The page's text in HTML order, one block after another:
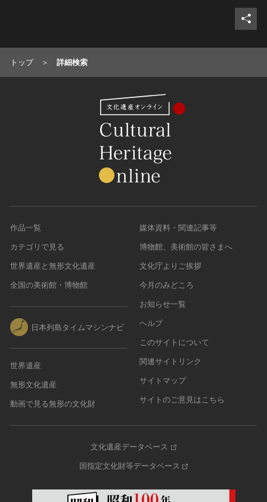
トップ 詳細検索
作品一覧
カテゴリで見る
世界遺産と無形文化遺産
全国の美術館・博物館
日本列島タイムマシンナビ
世界遺産
無形文化遺産
動画で見る無形の文化財
媒体資料・関連記事等
博物館、美術館の皆さまへ
文化庁よりご挨拶
今月のみどころ
お知らせ一覧
ヘルプ
このサイトについて
関連サイトリンク
サイトマップ
サイトのご意見はこちら
文化遺産データベース
国指定文化財等データベース